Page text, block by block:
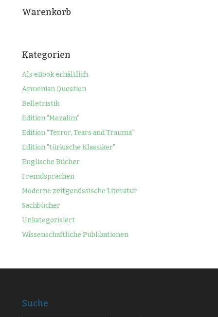
Warenkorb
Kategorien
Als eBook erhältlich
Armenian Question
Belletristik
Edition "Mezalim"
Edition "Terror, Tears and Trauma"
Edition "türkische Klassiker"
Englische Bücher
Fremdsprachen
Moderne zeitgenössische Literatur
Sachbücher
Unkategorisiert
Wissenschaftliche Publikationen
Suche